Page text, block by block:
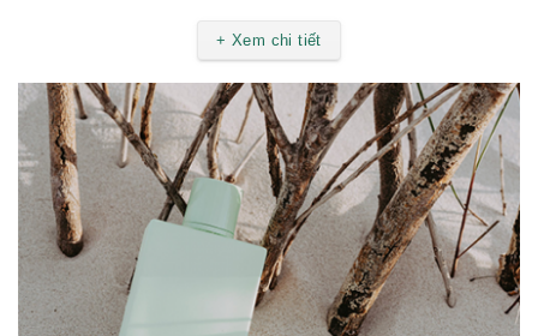
+ Xem chi tiết